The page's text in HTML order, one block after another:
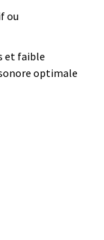
ou
et faible
optimale